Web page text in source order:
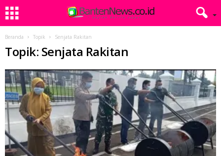
Beranda Topik Senjata Rakitan
Topik: Senjata Rakitan